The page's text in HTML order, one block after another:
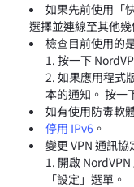
如果先前使用「
選擇並連線至其他
檢查目前使用的
按一下
如果應用程式
本的通知。 按一
如有使用防毒軟
停用 IPv6 。
變更 VPN 通訊協
開啟
「設定」選單。